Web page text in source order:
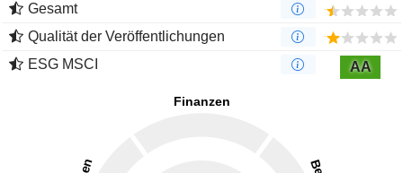
Gesamt
Qualität der Veröffentlichungen
ESG MSCI
AA